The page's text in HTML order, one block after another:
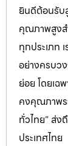
ยินดีต้อนรับ
คุณภาพสูงส
ทุกประเภท
อย่างครบว
ย่อย โดยเฉ
คงคุณภาพร
ทั่วไทย” ส่
ประเทศไทย